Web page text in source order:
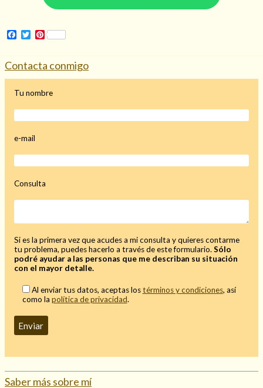
Alejamiento(208)
Cartomancia
Endulzamiento(112)
Hechizo de amor(593)
Infidelidad(104)
Rituales(72)
Tarot online
Mi rincón
Mis libros favoritos
Mi Blog
Facebook
Twitter
Pinterest
Contacta conmigo
Tu nombre
e-mail
Consulta
Si es la primera vez que acudes a mi consulta y quieres contarme
tu problema, puedes hacerlo a través de este formulario.Sólo
podré ayudar a las personas que me describan su situación
con el mayor detalle.
Al enviar tus datos, aceptas lostérminos y condiciones, así
como la política de privacidad.
Saber más sobre mí